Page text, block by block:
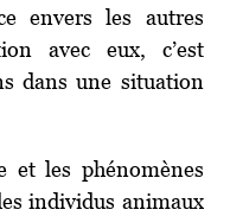
envers les autres
avec eux, c’est
dans une situation
et les phénomènes
individus animaux